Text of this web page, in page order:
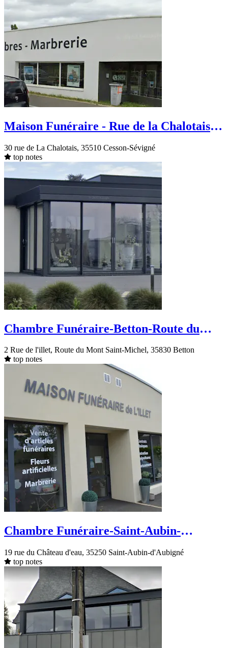
Maison Funéraire - Rue de la Chalotais -
30 rue de La Chalotais, 35510 Cesson-Sévigné
top notes
Chambre Funéraire-Betton-Route du
2 Rue de l'illet, Route du Mont Saint-Michel, 35830 Betton
top notes
Chambre Funéraire-Saint-Aubin-
19 rue du Château d'eau, 35250 Saint-Aubin-d'Aubigné
top notes